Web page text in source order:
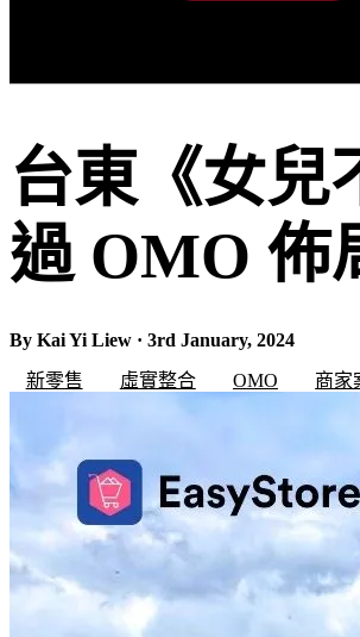
台東《女兒
過 OMO 佈
By Kai Yi Liew · 3rd January, 2024
新零售
虛實整合 OMO 商家